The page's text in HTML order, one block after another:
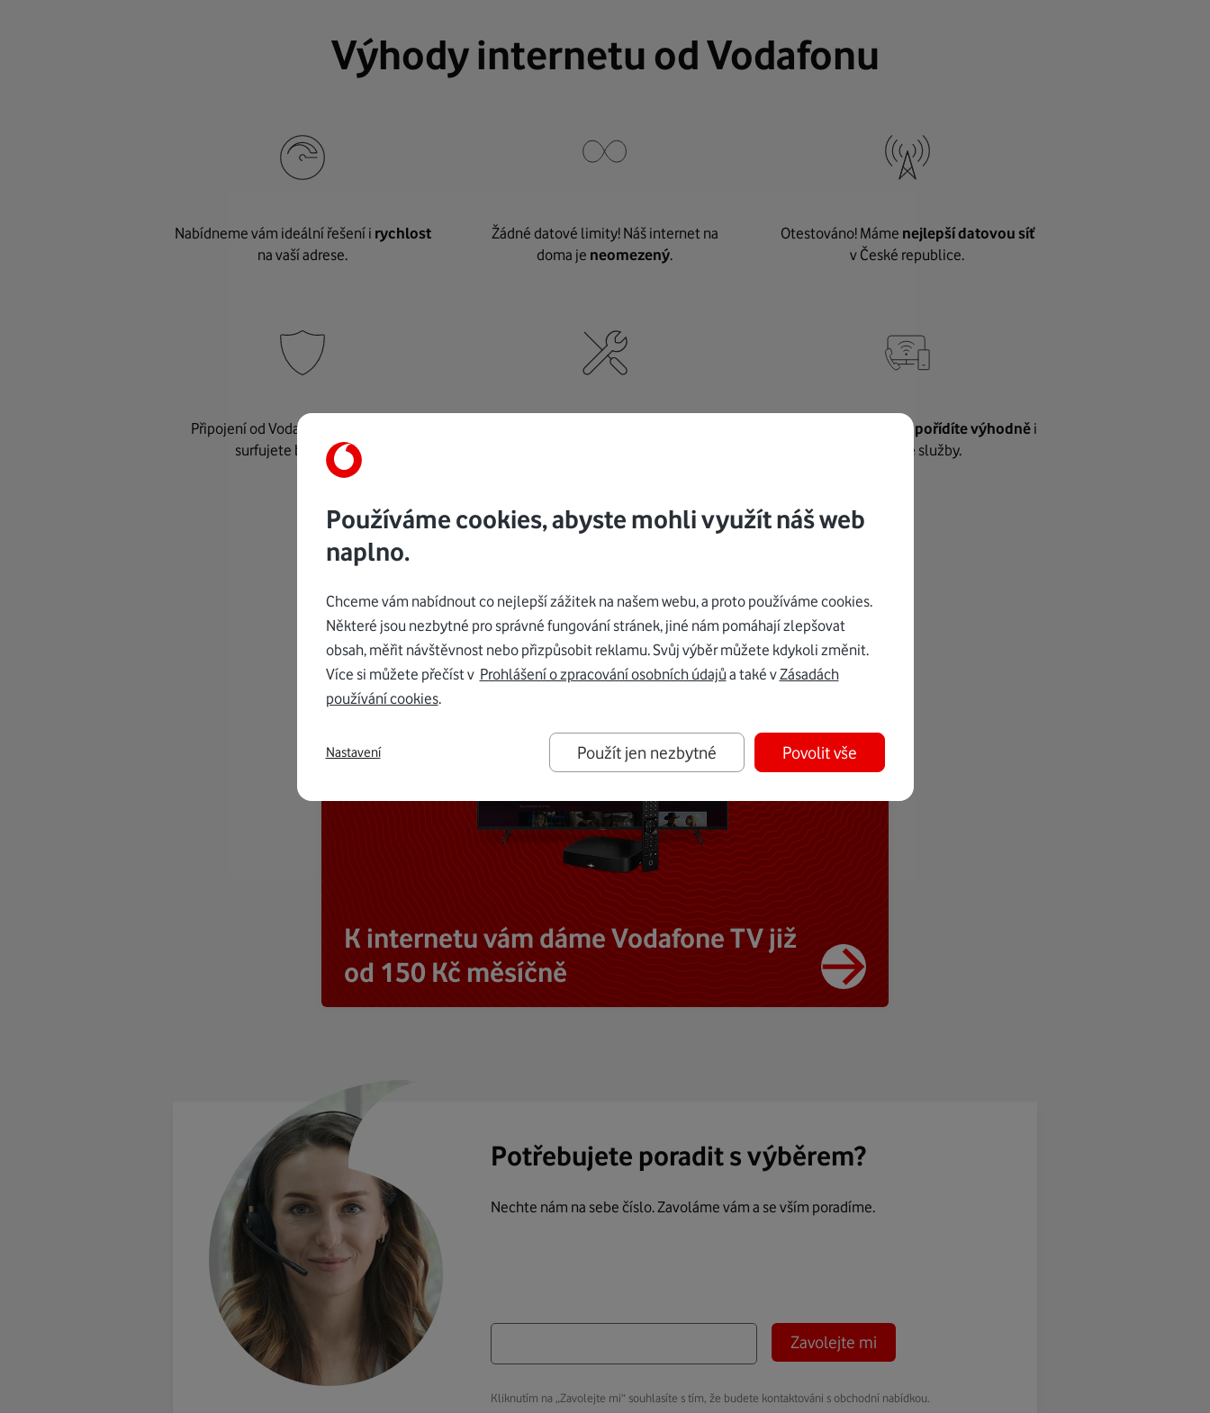
Výhody internetu od Vodafonu
Nabídneme vám ideální řešení i rychlost
na vaší adrese.
Žádné datové limity! Náš internet na
doma je neomezený.
Otestováno! Máme nejlepší datovou síť
v České republice.
Připojení od Vodafonu je
surfujete bez starostí.
K pevnému internetupořídíte výhodněi
další naše služby.
K internetu vám dáme Vodafone TV již
od 150 Kč měsíčně
Potřebujete poradit s výběrem?
Nechte nám na sebe číslo. Zavoláme vám a se vším poradíme.
Zavolejte mi
Kliknutím na „Zavolejte mi“ souhlasíte s tím, že budete kontaktováni s obchodní nabídkou.
Používáme cookies, abyste mohli využít náš web
naplno.
Chceme vám nabídnout co nejlepší zážitek na našem webu, a proto používáme cookies.
Některé jsou nezbytné pro správné fungování stránek, jiné nám pomáhají zlepšovat
obsah, měřit návštěvnost nebo přizpůsobit reklamu. Svůj výběr můžete kdykoli změnit.
Více si můžete přečíst v Prohlášení o zpracování osobních údajů a také vZásadách
používání cookies.
Použít jen nezbytné Povolit vše
Nastavení